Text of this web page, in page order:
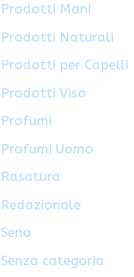
Prodotti Mani
Prodotti Naturali
Prodotti per Capelli
Prodotti Viso
Profumi
Profumi Uomo
Rasatura
Redazionale
Seno
Senza categoria